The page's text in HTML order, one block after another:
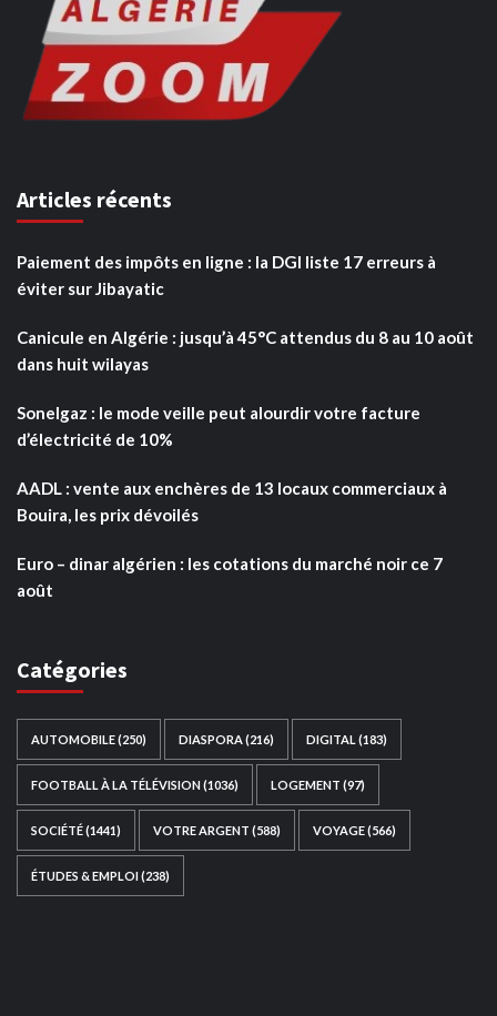
Articles récents
Paiement des impôts en ligne : la DGI liste 17 erreurs à
éviter sur Jibayatic
Canicule en Algérie : jusqu’à 45°C attendus du 8 au 10 août
dans huit wilayas
Sonelgaz : le mode veille peut alourdir votre facture
d’électricité de 10%
AADL : vente aux enchères de 13 locaux commerciaux à
Bouira, les prix dévoilés
Euro – dinar algérien : les cotations du marché noir ce 7
août
Catégories
AUTOMOBILE(250) DIASPORA (216) DIGITAL (183)
FOOTBALL À LA TÉLÉVISION(1036) LOGEMENT (97)
SOCIÉTÉ(1441) VOTRE ARGENT (588) VOYAGE(566)
ÉTUDES & EMPLOI(238)